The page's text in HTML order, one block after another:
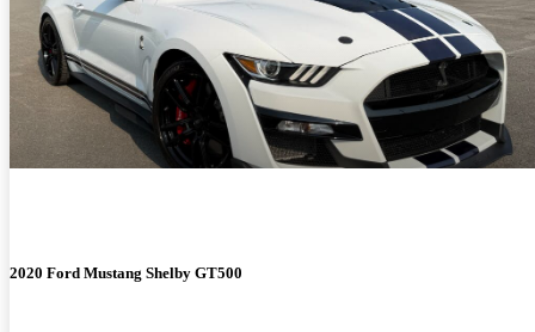
2020 Ford Mustang Shelby GT500